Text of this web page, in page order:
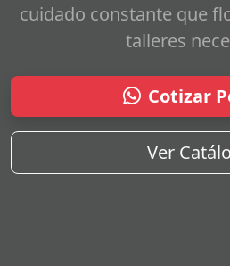
cuidado constante que
talleres
Cotizar
Ver